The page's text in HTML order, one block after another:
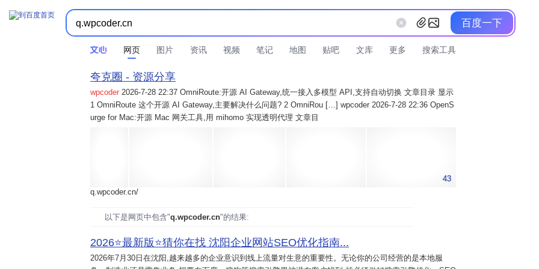
百度一下
网页 图片 资讯 视频 笔记 地图 贴吧 文库 更多 搜索工具
夸克圈 - 资源分享
wpcoder 2026-7-28 22:37 OmniRoute:开源 AI Gateway,统一接入多模型 API,支持自动切换 文章目录 显示
1 OmniRoute 这个开源 AI Gateway,主要解决什么问题? 2 OmniRou […] wpcoder 2026-7-28 22:36 OpenS
urge for Mac:开源 Mac 网关工具,用 mihomo 实现透明代理 文章目
43
q.wpcoder.cn/
以下是网页中包含"q.wpcoder.cn"的结果:
2026⭐️最新版⭐️猜你在找 沈阳企业网站SEO优化指南...
2026年7月30日在沈阳,越来越多的企业意识到线上流量对生意的重要性。无论你的公司经营的是本地服